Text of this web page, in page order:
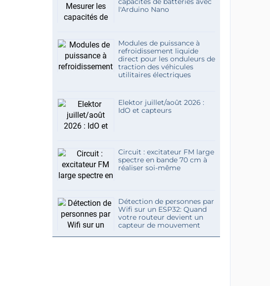
l'Arduino Nano
Modules de puissance à
refroidissement liquide
direct pour les onduleurs de
traction des véhicules
utilitaires électriques
Elektor juillet/août 2026 :
IdO et capteurs
Circuit : excitateur FM large
spectre en bande 70 cm à
réaliser soi-même
Détection de personnes par
Wifi sur un ESP32: Quand
votre routeur devient un
capteur de mouvement